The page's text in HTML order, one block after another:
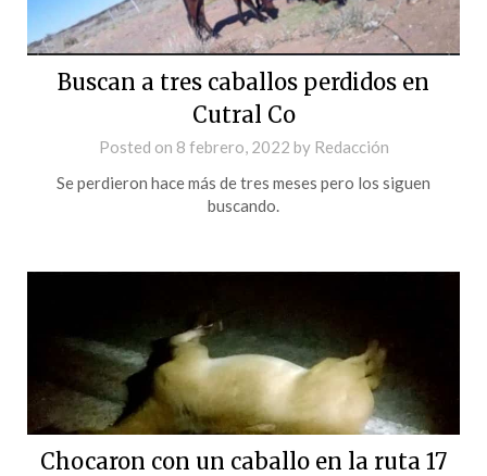
Buscan a tres caballos perdidos en
Cutral Co
Posted on 8 febrero, 2022 by Redacción
Se perdieron hace más de tres meses pero los siguen
buscando.
Chocaron con un caballo en la ruta 17